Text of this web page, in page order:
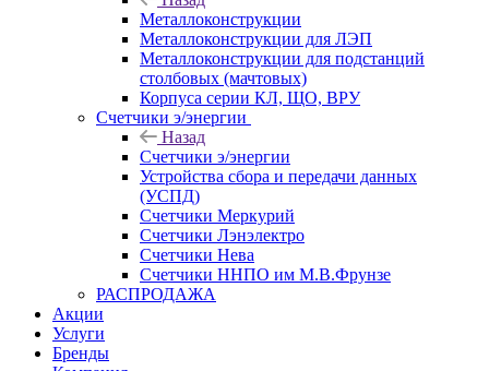
Металлоконструкции
Металлоконструкции для ЛЭП
Металлоконструкции для подстанций
столбовых (мачтовых)
Корпуса серии КЛ, ЩО, ВРУ
Счетчики э/энергии
Назад
Счетчики э/энергии
Устройства сбора и передачи данных
(УСПД)
Счетчики Меркурий
Счетчики Лэнэлектро
Счетчики Нева
Счетчики ННПО им М.В.Фрунзе
РАСПРОДАЖА
Акции
Услуги
Бренды